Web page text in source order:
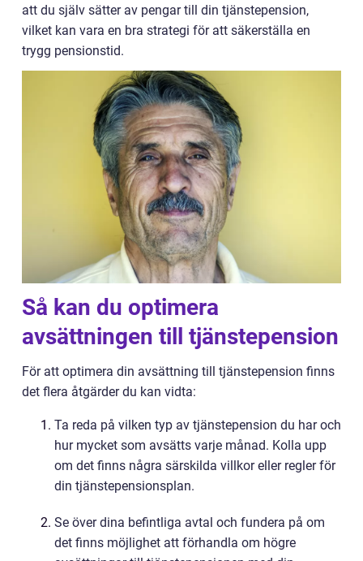
att du själv sätter av pengar till din tjänstepension,
vilket kan vara en bra strategi för att säkerställa en
trygg pensionstid.
Så kan du optimera
avsättningen till tjänstepension
För att optimera din avsättning till tjänstepension finns
det flera åtgärder du kan vidta:
Ta reda på vilken typ av tjänstepension du har och
hur mycket som avsätts varje månad. Kolla upp
om det finns några särskilda villkor eller regler för
din tjänstepensionsplan.
Se över dina befintliga avtal och fundera på om
det finns möjlighet att förhandla om högre